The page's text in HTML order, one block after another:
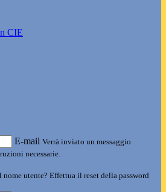
CIE
E-mail Verrà inviato un messaggio
necessarie.
utente? Effettua il reset della password